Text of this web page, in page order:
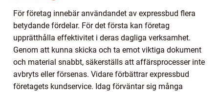
För företag innebär användandet av expressbud flera
betydande fördelar. För det första kan företag
upprätthålla effektivitet i deras dagliga verksamhet.
Genom att kunna skicka och ta emot viktiga dokument
och material snabbt, säkerställs att affärsprocesser inte
avbryts eller försenas. Vidare förbättrar expressbud
företagets kundservice. Idag förväntar sig många